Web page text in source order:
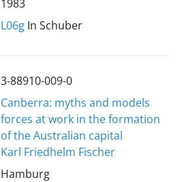
1983
L06gIn Schuber
3-88910-009-0
Canberra: myths and models
forces at work in the formation
of the Australian capital
Karl Friedhelm Fischer
Hamburg